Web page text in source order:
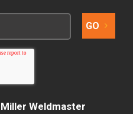
Miller Weldmaster